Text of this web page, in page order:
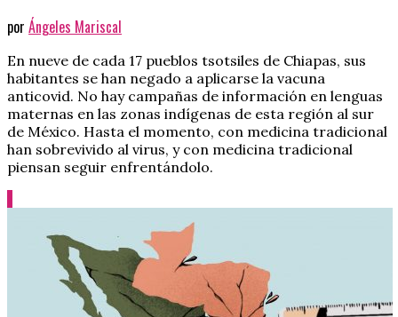
por Ángeles Mariscal
En nueve de cada 17 pueblos tsotsiles de Chiapas, sus
habitantes se han negado a aplicarse la vacuna
anticovid. No hay campañas de información en lenguas
maternas en las zonas indígenas de esta región al sur
de México. Hasta el momento, con medicina tradicional
han sobrevivido al virus, y con medicina tradicional
piensan seguir enfrentándolo.